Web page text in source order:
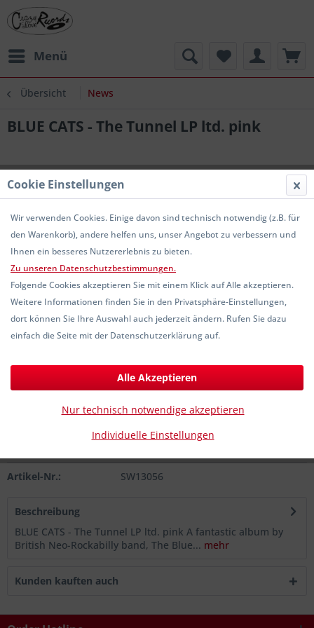
Menü
Übersicht News
BLUE CATS - The Tunnel LP ltd. pink
24,00 € *
Sofort versandfertig, Lieferzeit ca. 1-3 Werktage
In den Warenkorb
Artikel-Nr.: SW13056
Beschreibung
BLUE CATS - The Tunnel LP ltd. pink A fantastic album by
British Neo-Rockabilly band, The Blue... mehr
Kunden kauften auch
Cookie Einstellungen
Wir verwenden Cookies. Einige davon sind technisch notwendig (z.B. für
den Warenkorb), andere helfen uns, unser Angebot zu verbessern und
Ihnen ein besseres Nutzererlebnis zu bieten.
Zu unseren Datenschutzbestimmungen.
Folgende Cookies akzeptieren Sie mit einem Klick auf Alle akzeptieren.
Weitere Informationen finden Sie in den Privatsphäre-Einstellungen,
dort können Sie Ihre Auswahl auch jederzeit ändern. Rufen Sie dazu
einfach die Seite mit der Datenschutzerklärung auf.
Individuelle Einstellungen
Nur technisch notwendige akzeptieren
Alle Akzeptieren